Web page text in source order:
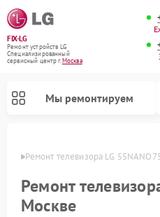
FIX-LG
Ремонт устройств LG
Специализированный
cервисный центр г.Москва
Мы ремонтируем
Ремонт телевизора LG
Ремонт
Москве